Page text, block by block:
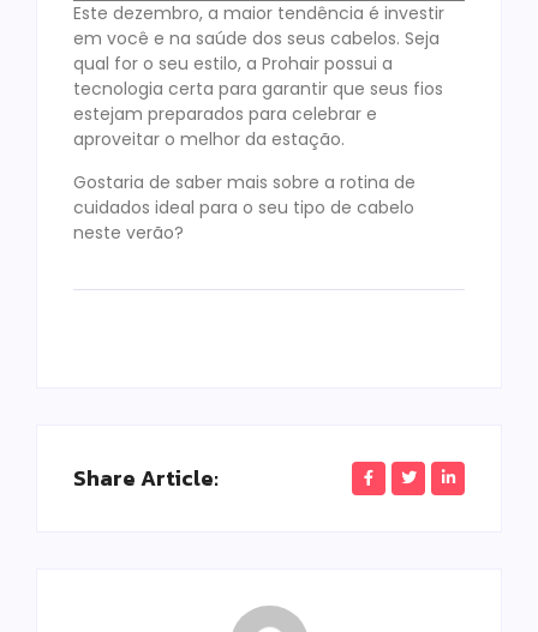
Este dezembro, a maior tendência é investir
em você e na saúde dos seus cabelos. Seja
qual for o seu estilo, a Prohair possui a
tecnologia certa para garantir que seus fios
estejam preparados para celebrar e
aproveitar o melhor da estação.
Gostaria de saber mais sobre a rotina de
cuidados ideal para o seu tipo de cabelo
neste verão?
Share Article: